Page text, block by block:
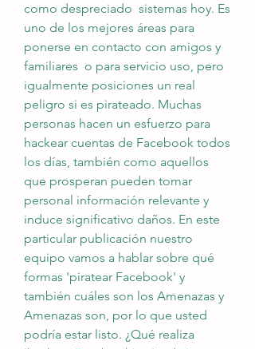
como despreciado  sistemas hoy. Es
uno de los mejores áreas para
ponerse en contacto con amigos y
familiares  o para servicio uso, pero
igualmente posiciones un real
peligro si es pirateado. Muchas
personas hacen un esfuerzo para
hackear cuentas de Facebook todos
los días, también como aquellos
que prosperan pueden tomar
personal información relevante y
induce significativo daños. En este
particular publicación nuestro
equipo vamos a hablar sobre qué
formas 'piratear Facebook' y
también cuáles son los Amenazas y
Amenazas son, por lo que usted
podría estar listo. ¿Qué realiza